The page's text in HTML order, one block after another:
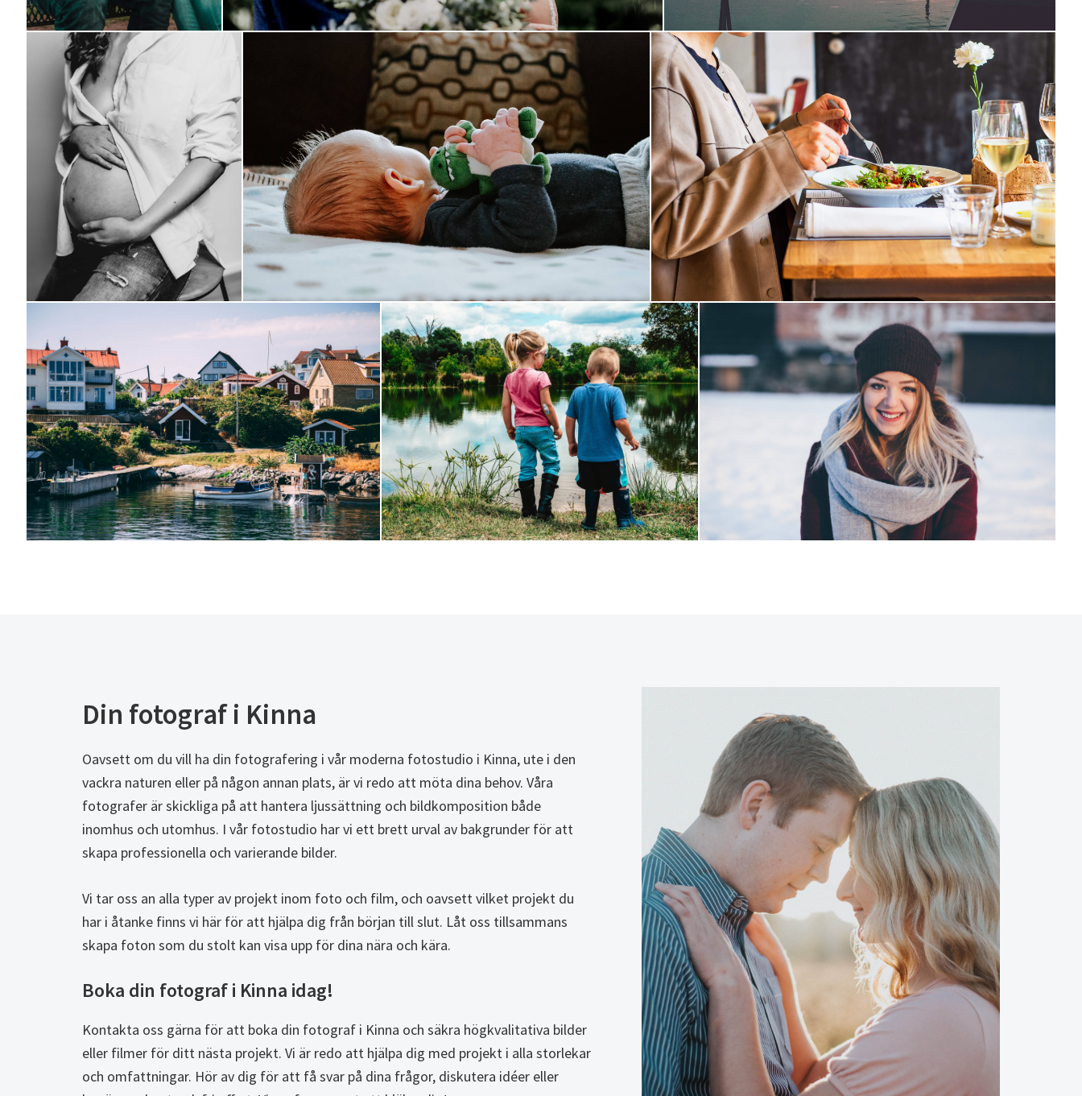
Din fotograf i Kinna
Oavsett om du vill ha din fotografering i vår moderna fotostudio i Kinna, ute i den
vackra naturen eller på någon annan plats, är vi redo att möta dina behov. Våra
fotografer är skickliga på att hantera ljussättning och bildkomposition både
inomhus och utomhus. I vår fotostudio har vi ett brett urval av bakgrunder för att
skapa professionella och varierande bilder.
Vi tar oss an alla typer av projekt inom foto och film, och oavsett vilket projekt du
har i åtanke finns vi här för att hjälpa dig från början till slut. Låt oss tillsammans
skapa foton som du stolt kan visa upp för dina nära och kära.
Boka din fotograf i Kinna idag!
Kontakta oss gärna för att boka din fotograf i Kinna och säkra högkvalitativa bilder
eller filmer för ditt nästa projekt. Vi är redo att hjälpa dig med projekt i alla storlekar
och omfattningar. Hör av dig för att få svar på dina frågor, diskutera idéer eller